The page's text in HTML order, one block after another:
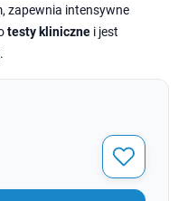
zapewnia intensywne
testy kliniczne i jest